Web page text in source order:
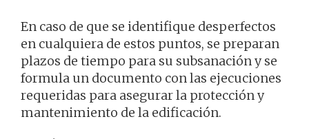
En caso de que se identifique desperfectos
en cualquiera de estos puntos, se preparan
plazos de tiempo para su subsanación y se
formula un documento con las ejecuciones
requeridas para asegurar la protección y
mantenimiento de la edificación.